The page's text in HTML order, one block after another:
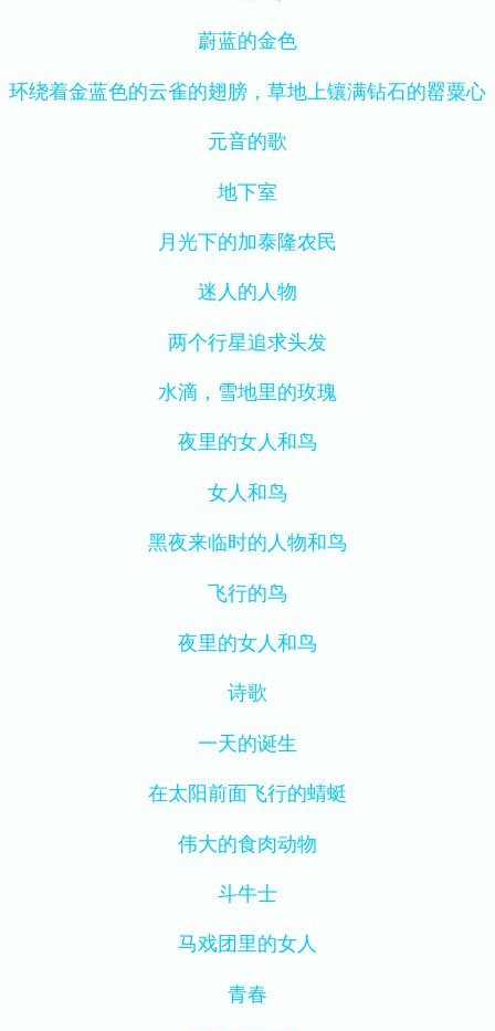
蔚蓝的金色
环绕着金蓝色的云雀的翅膀，草地上镶满钻石的罂粟心
元音的歌
地下室
月光下的加泰隆农民
迷人的人物
两个行星追求头发
水滴，雪地里的玫瑰
夜里的女人和鸟
女人和鸟
黑夜来临时的人物和鸟
飞行的鸟
夜里的女人和鸟
诗歌
一天的诞生
在太阳前面飞行的蜻蜓
伟大的食肉动物
斗牛士
马戏团里的女人
青春